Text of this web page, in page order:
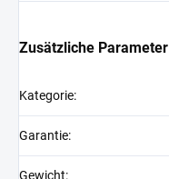
Zusätzliche Parameter
Kategorie:
Garantie:
Gewicht: